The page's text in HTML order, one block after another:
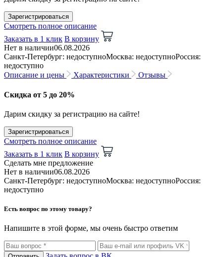
Зарегистрироваться
Смотреть полное описание
Заказать в 1 клик В корзину
Нет в наличии06.08.2026
Санкт-Петербург: недоступноМосква: недоступноРоссия:
недоступно
Описание и цены
Характеристики Отзывы
Скидка от 5 до 20%
Дарим скидку за регистрацию на сайте!
Зарегистрироваться
Смотреть полное описание
Заказать в 1 клик В корзину
Сделать мне предложение
Нет в наличии06.08.2026
Санкт-Петербург: недоступноМосква: недоступноРоссия:
недоступно
Есть вопрос по этому товару?
Напишите в этой форме, мы очень быстро ответим